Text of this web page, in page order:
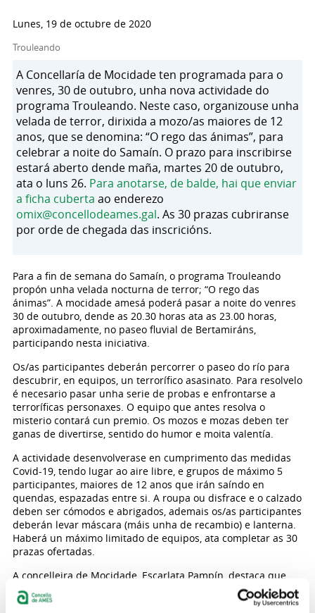
Lunes, 19 de octubre de 2020
Trouleando
A Concellaría de Mocidade ten programada para o
venres, 30 de outubro, unha nova actividade do
programa Trouleando. Neste caso, organizouse unha
velada de terror, dirixida a mozo/as maiores de 12
anos, que se denomina: “O rego das ánimas”, para
celebrar a noite do Samaín. O prazo para inscribirse
estará aberto dende maña, martes 20 de outubro,
ata o luns 26. Para anotarse, de balde, hai que enviar
a ficha cuberta ao enderezo
omix@concellodeames.gal. As 30 prazas cubriranse
por orde de chegada das inscricións.
Para a fin de semana do Samaín, o programa Trouleando
propón unha velada nocturna de terror; “O rego das
ánimas”. A mocidade amesá poderá pasar a noite do venres
30 de outubro, dende as 20.30 horas ata as 23.00 horas,
aproximadamente, no paseo fluvial de Bertamiráns,
participando nesta iniciativa.
Os/as participantes deberán percorrer o paseo do río para
descubrir, en equipos, un terrorífico asasinato. Para resolvelo
é necesario pasar unha serie de probas e enfrontarse a
terroríficas personaxes. O equipo que antes resolva o
misterio contará cun premio. Os mozos e mozas deben ter
ganas de divertirse, sentido do humor e moita valentía.
A actividade desenvolverase en cumprimento das medidas
Covid-19, tendo lugar ao aire libre, e grupos de máximo 5
participantes, maiores de 12 anos que irán saíndo en
quendas, espazadas entre si. A roupa ou disfrace e o calzado
deben ser cómodos e abrigados, ademais os/as participantes
deberán levar máscara (máis unha de recambio) e lanterna.
Haberá un máximo limitado de equipos, ata completar as 30
prazas ofertadas.
A concelleira de Mocidade, Escarlata Pampín, destaca que
“para este mes de outubro organízase unha nova actividade
do programa Trouleando en Bertamiráns. Como nos meses